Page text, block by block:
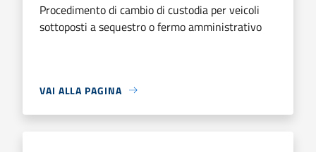
Procedimento di cambio di custodia per veicoli
sottoposti a sequestro o fermo amministrativo
VAI ALLA PAGINA